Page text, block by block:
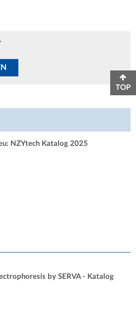
NZYtech Katalog 2025
by SERVA - Katalog
TOP